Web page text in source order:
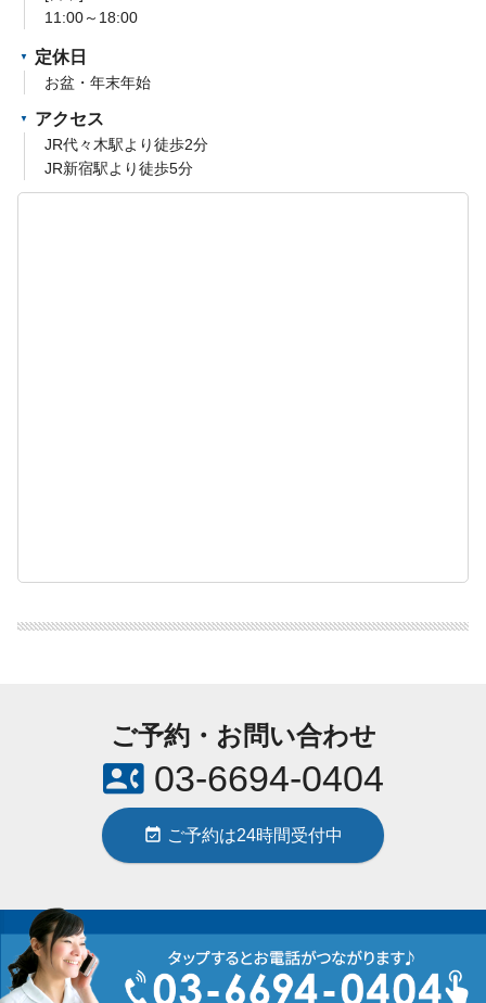
11:00～18:00
定休日
お盆・年末年始
アクセス
JR代々木駅より徒歩2分
JR新宿駅より徒歩5分
ご予約・お問い合わせ
contact_phone03-6694-0404
event_available ご予約は24時間受付中
東洋はり灸院 新宿代々木院 / 〒151-0053 東京都渋谷区代々木1-55-14
セントヒルズ代々木503 / JR代々木駅より徒歩2分 JR新宿駅より徒歩
5分 /
03-6694-0404